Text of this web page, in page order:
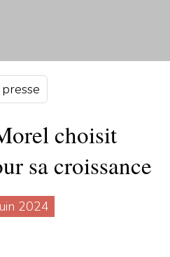
choisit
sa croissance
2024